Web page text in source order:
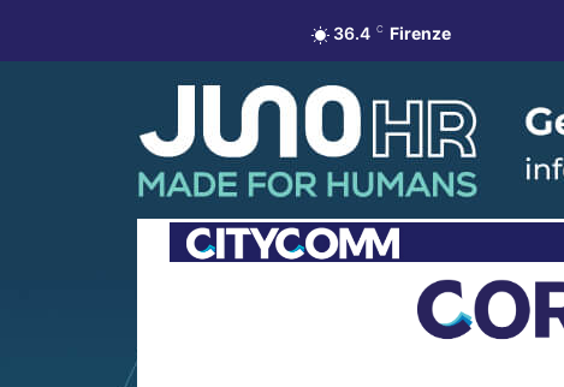
36.4 C Firenze